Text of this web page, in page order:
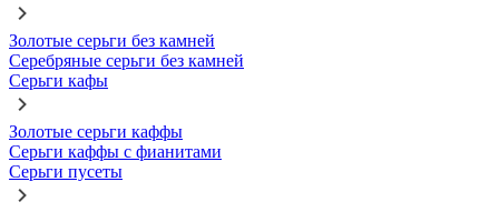
Золотые серьги без камней
Серебряные серьги без камней
Серьги кафы
Золотые серьги каффы
Серьги каффы с фианитами
Серьги пусеты